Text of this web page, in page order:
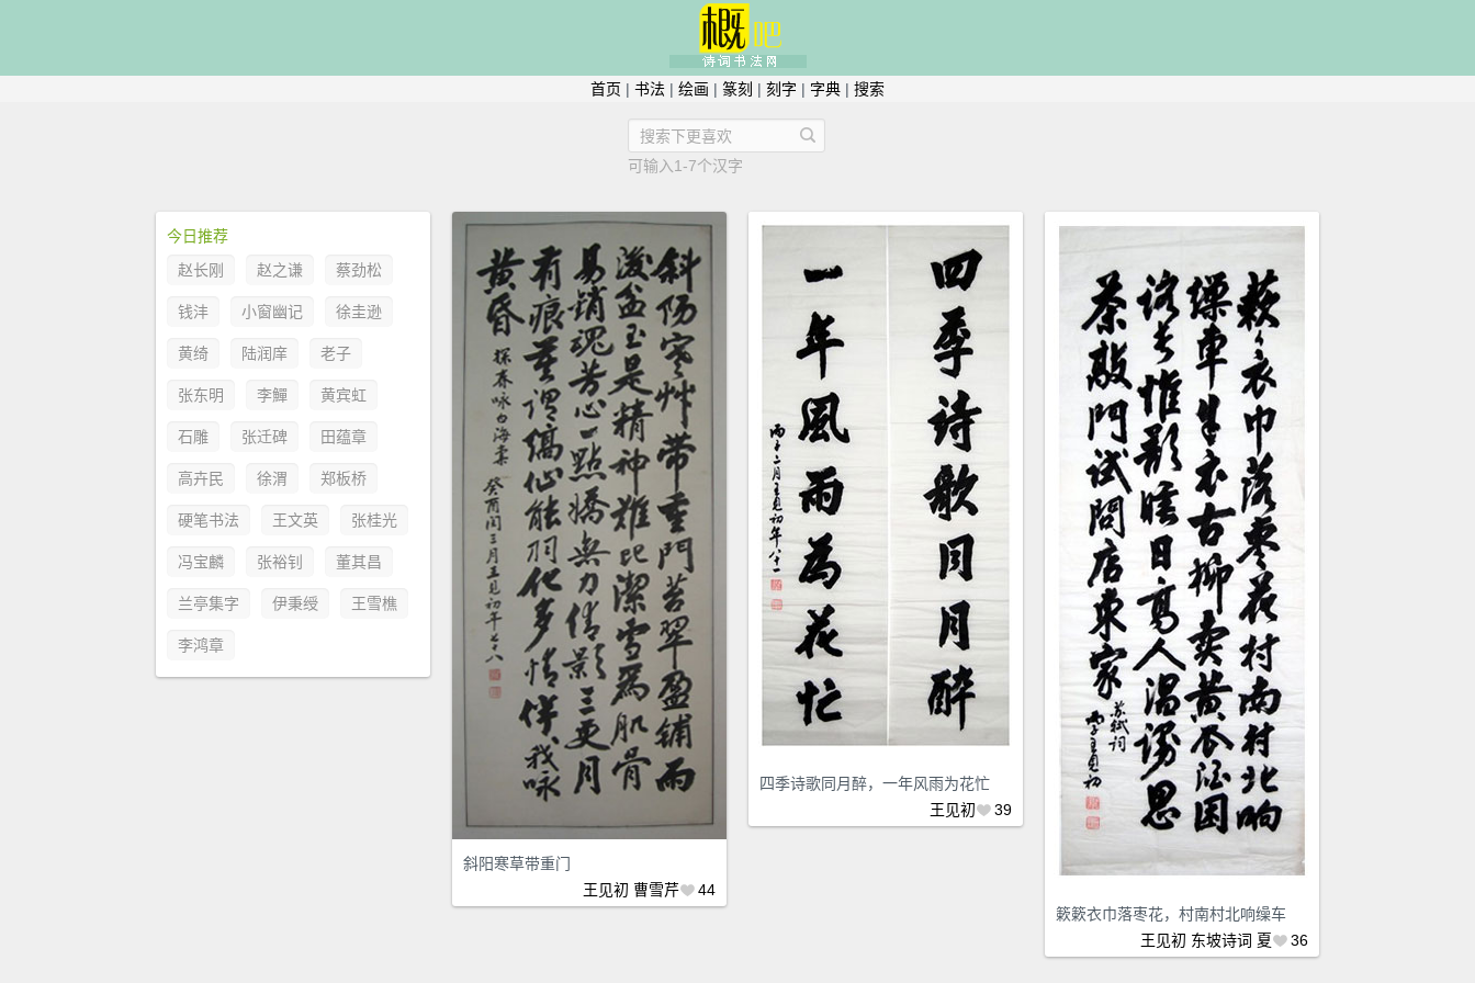
首页 | 书法 | 绘画 | 篆刻 | 刻字 | 字典 | 搜索
可输入1-7个汉字
今日推荐
赵长刚
赵之谦 蔡劲松
钱沣 小窗幽记 徐圭逊
黄绮 陆润庠 老子
张东明 李鱓 黄宾虹
石雕 张迁碑 田蕴章
高卉民 徐渭 郑板桥
硬笔书法 王文英 张桂光
冯宝麟 张裕钊 董其昌
兰亭集字 伊秉绶 王雪樵
李鸿章
斜阳寒草带重门
王见初 曹雪芹 44
四季诗歌同月醉，一年风雨为花忙
王见初
39
簌簌衣巾落枣花，村南村北响缲车
王见初 东坡诗词 夏 36